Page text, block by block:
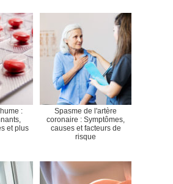
:
et plus
Spasme de l'artère
coronaire : Symptômes,
causes et facteurs de
risque